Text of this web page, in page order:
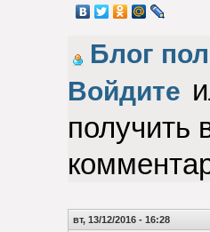
Блог
Войдите
получить
вт, 13/12/2016 - 16:28